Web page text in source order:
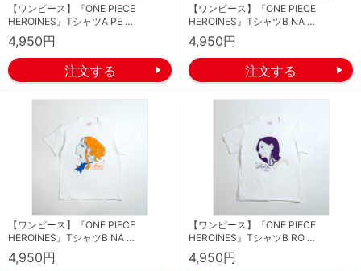
【ワンピース】『ONE PIECE
HEROINES』TシャツA PE …
4,950円
【ワンピース】『ONE PIECE
HEROINES』TシャツB NA …
4,950円
【ワンピース】『ONE PIECE
HEROINES』TシャツB NA …
4,950円
【ワンピース】『ONE PIECE
HEROINES』TシャツB RO …
4,950円